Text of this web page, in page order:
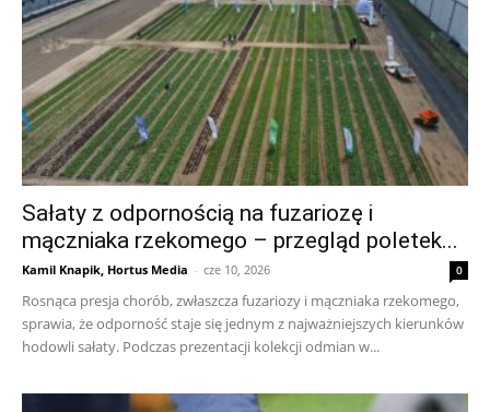
Sałaty z odpornością na fuzariozę i
mączniaka rzekomego – przegląd poletek...
Kamil Knapik, Hortus Media - cze 10, 2026 0
Rosnąca presja chorób, zwłaszcza fuzariozy i mączniaka rzekomego,
sprawia, że odporność staje się jednym z najważniejszych kierunków
hodowli sałaty. Podczas prezentacji kolekcji odmian w...